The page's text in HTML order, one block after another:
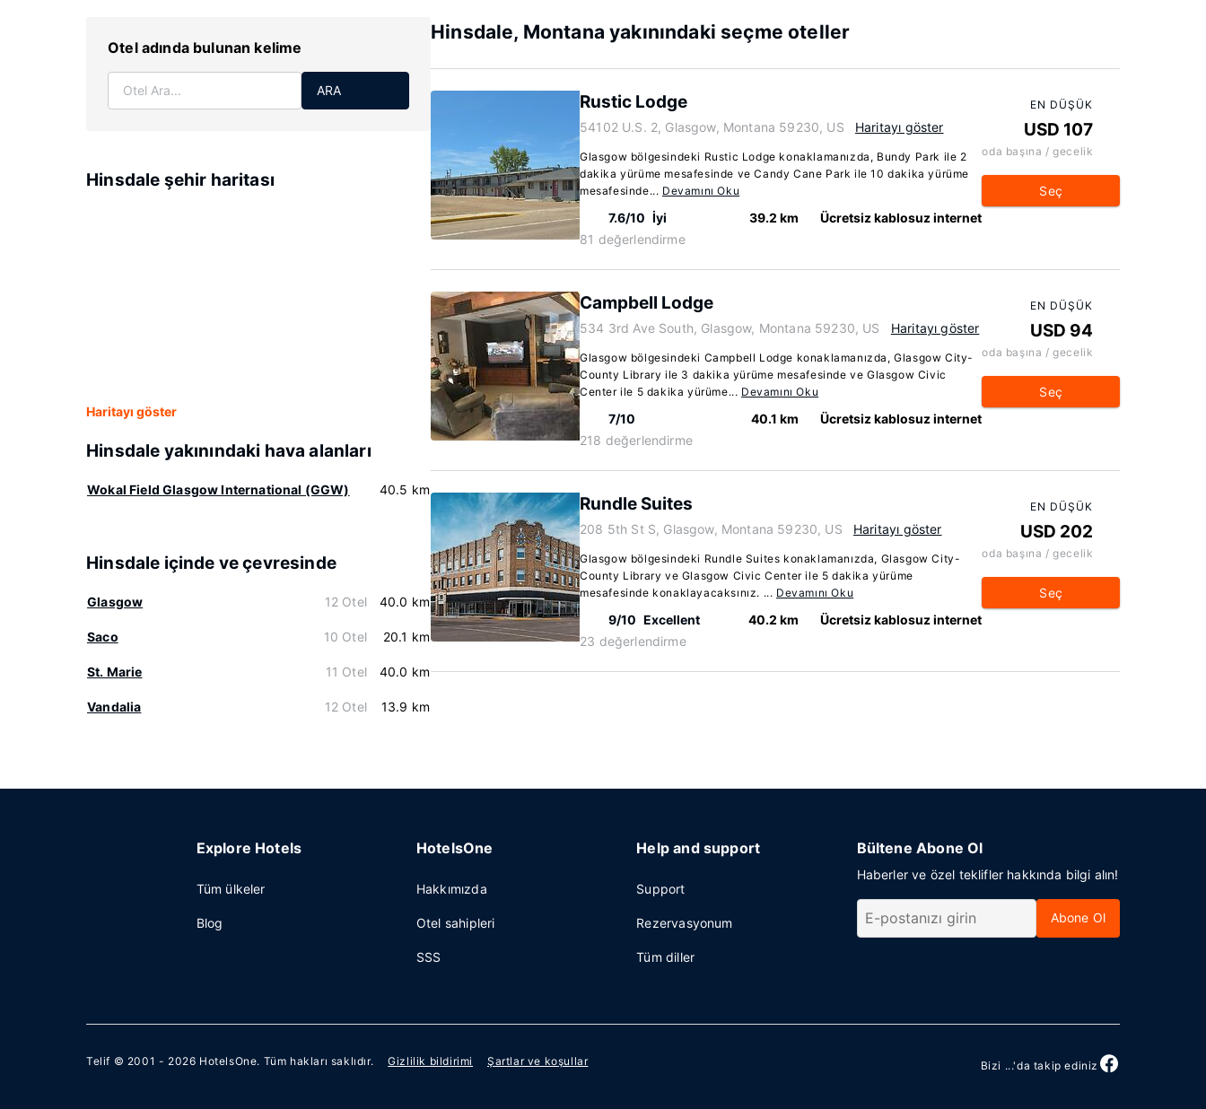
Otel adında bulunan kelime
ARA
Hinsdale şehir haritası
Haritayı göster
Hinsdale yakınındaki hava alanları
Wokal Field Glasgow International (GGW) 40.5 km
Hinsdale içinde ve çevresinde
Glasgow 12 Otel 40.0 km
Saco 10 Otel 20.1 km
St. Marie 11 Otel 40.0 km
Vandalia 12 Otel 13.9 km
Hinsdale, Montana yakınındaki seçme oteller
Rustic Lodge
54102 U.S. 2, Glasgow, Montana 59230, US Haritayı göster
Glasgow bölgesindeki Rustic Lodge konaklamanızda, Bundy Park ile 2
dakika yürüme mesafesinde ve Candy Cane Park ile 10 dakika yürüme
mesafesinde... Devamını Oku
7.6/10 İyi
81 değerlendirme
39.2 km Ücretsiz kablosuz internet
EN DÜŞÜK
USD 107
oda başına / gecelik
Seç
Campbell Lodge
534 3rd Ave South, Glasgow, Montana 59230, US Haritayı göster
Glasgow bölgesindeki Campbell Lodge konaklamanızda, Glasgow City-
County Library ile 3 dakika yürüme mesafesinde ve Glasgow Civic
Center ile 5 dakika yürüme... Devamını Oku
7/10
218 değerlendirme
40.1 km Ücretsiz kablosuz internet
EN DÜŞÜK
USD 94
oda başına / gecelik
Seç
Rundle Suites
208 5th St S, Glasgow, Montana 59230, US Haritayı göster
Glasgow bölgesindeki Rundle Suites konaklamanızda, Glasgow City-
County Library ve Glasgow Civic Center ile 5 dakika yürüme
mesafesinde konaklayacaksınız. ... Devamını Oku
9/10 Excellent
23 değerlendirme
40.2 km Ücretsiz kablosuz internet
EN DÜŞÜK
USD 202
oda başına / gecelik
Seç
Explore Hotels
Tüm ülkeler
Blog
HotelsOne
Hakkımızda
Otel sahipleri
SSS
Help and support
Support
Rezervasyonum
Tüm diller
Bültene Abone Ol
Haberler ve özel teklifler hakkında bilgi alın!
Abone Ol
Telif © 2001 - 2026 HotelsOne. Tüm hakları saklıdır. Gizlilik bildirimi Şartlar ve koşullar Bizi ...'da takip ediniz